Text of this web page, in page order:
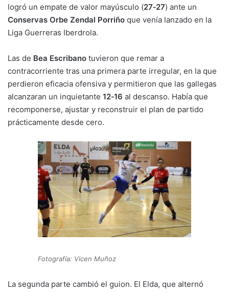
logró un empate de valor mayúsculo (27‑27) ante un
Conservas Orbe Zendal Porriño que venía lanzado en la
Liga Guerreras Iberdrola.
Las de Bea Escribano tuvieron que remar a
contracorriente tras una primera parte irregular, en la que
perdieron eficacia ofensiva y permitieron que las gallegas
alcanzaran un inquietante 12‑16 al descanso. Había que
recomponerse, ajustar y reconstruir el plan de partido
prácticamente desde cero.
Fotografía: Vicen Muñoz
La segunda parte cambió el guion. El Elda, que alternó